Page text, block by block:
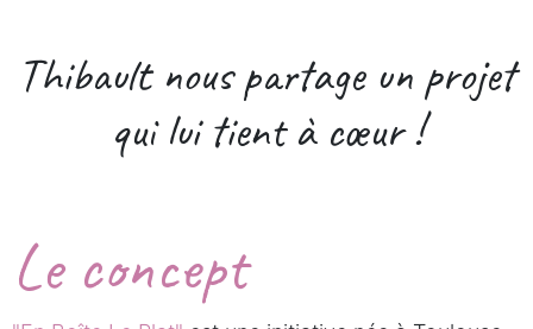
Thibault nous partage un projet
qui lui tient à cœur !
Le concept